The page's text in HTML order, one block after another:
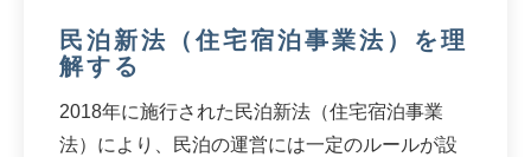
民泊新法（住宅宿泊事業法）を理
解する
2018年に施行された民泊新法（住宅宿泊事業
法）により、民泊の運営には一定のルールが設